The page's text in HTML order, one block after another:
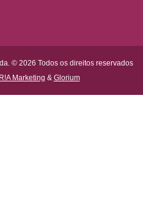
© 2026 Todos os direitos reservados
Marketing & Glorium